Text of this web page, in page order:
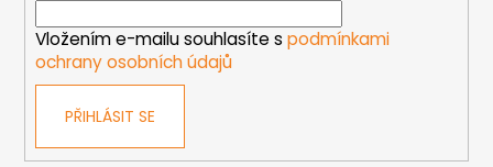
p
r
Vložením e-mailu souhlasíte s podmínkami
ochrany osobních údajů
PŘIHLÁSIT SE